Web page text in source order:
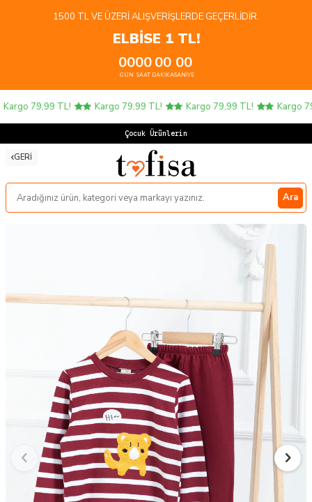
1500 TL VE ÜZERI ALIŞVERIŞLERDE GEÇERLIDIR.
ELBİSE 1 TL!
00
GÜN
00
SAAT
00
DAKIKA
00
SANIYE
79,99 TL! Kargo 79,99 TL! Kargo 79,99 TL! Kargo
Çocuk Ürünlerinde
GERI
Ara